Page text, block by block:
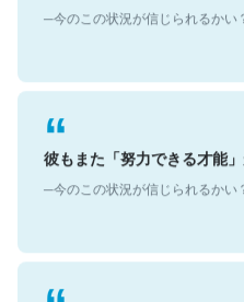
─今のこの状況が信じられるかい
彼もまた「努力できる才能
─今のこの状況が信じられるかい